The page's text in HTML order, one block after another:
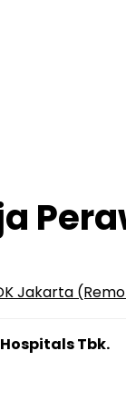
Jakarta
Tbk.